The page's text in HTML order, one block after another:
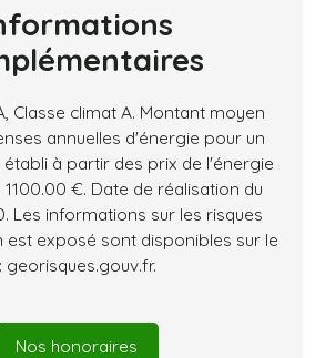
Classe climat A. Montant moyen
annuelles d'énergie pour un
à partir des prix de l'énergie
1100.00 €. Date de réalisation du
Les informations sur les risques
est exposé sont disponibles sur le
georisques.gouv.fr.
Nos honoraires